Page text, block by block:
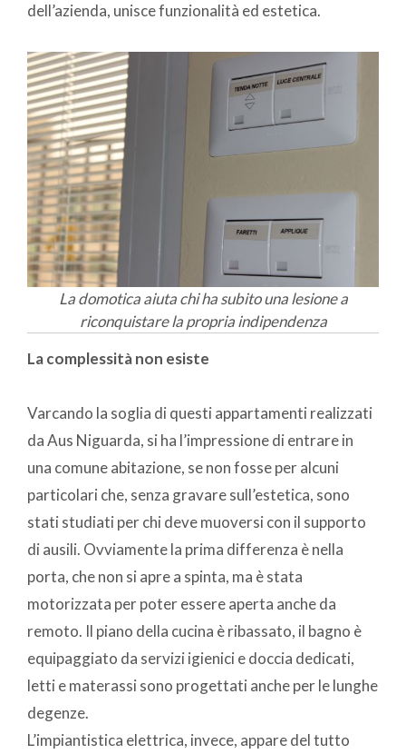
dell’azienda, unisce funzionalità ed estetica.
La domotica aiuta chi ha subito una lesione a
riconquistare la propria indipendenza
La complessità non esiste
Varcando la soglia di questi appartamenti realizzati
da Aus Niguarda, si ha l’impressione di entrare in
una comune abitazione, se non fosse per alcuni
particolari che, senza gravare sull’estetica, sono
stati studiati per chi deve muoversi con il supporto
di ausili. Ovviamente la prima differenza è nella
porta, che non si apre a spinta, ma è stata
motorizzata per poter essere aperta anche da
remoto. Il piano della cucina è ribassato, il bagno è
equipaggiato da servizi igienici e doccia dedicati,
letti e materassi sono progettati anche per le lunghe
degenze.
L’impiantistica elettrica, invece, appare del tutto